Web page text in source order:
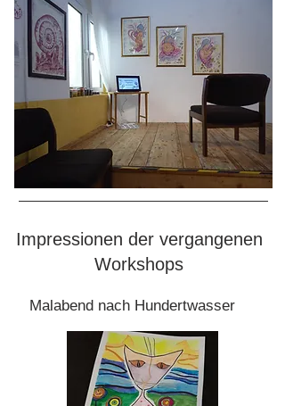
Impressionen der vergangenen
Workshops
Malabend nach Hundertwasser